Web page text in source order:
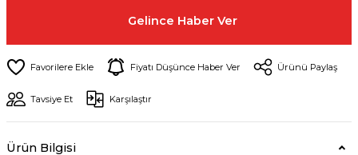
Gelince Haber Ver
Fiyatı Düşünce Haber Ver Ürünü Paylaş
Tavsiye Et Karşılaştır
Ürün Bilgisi